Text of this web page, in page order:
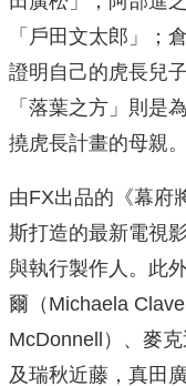
「戶田文太郎」；
證明自己的虎長兒
「落葉之方」則是
撓虎長計畫的母親。
由FX出品的《幕府
斯打造的最新電視
與執行製作人。此
爾（Michaela
McDonnell）、麥
及瑞秋近藤，真田